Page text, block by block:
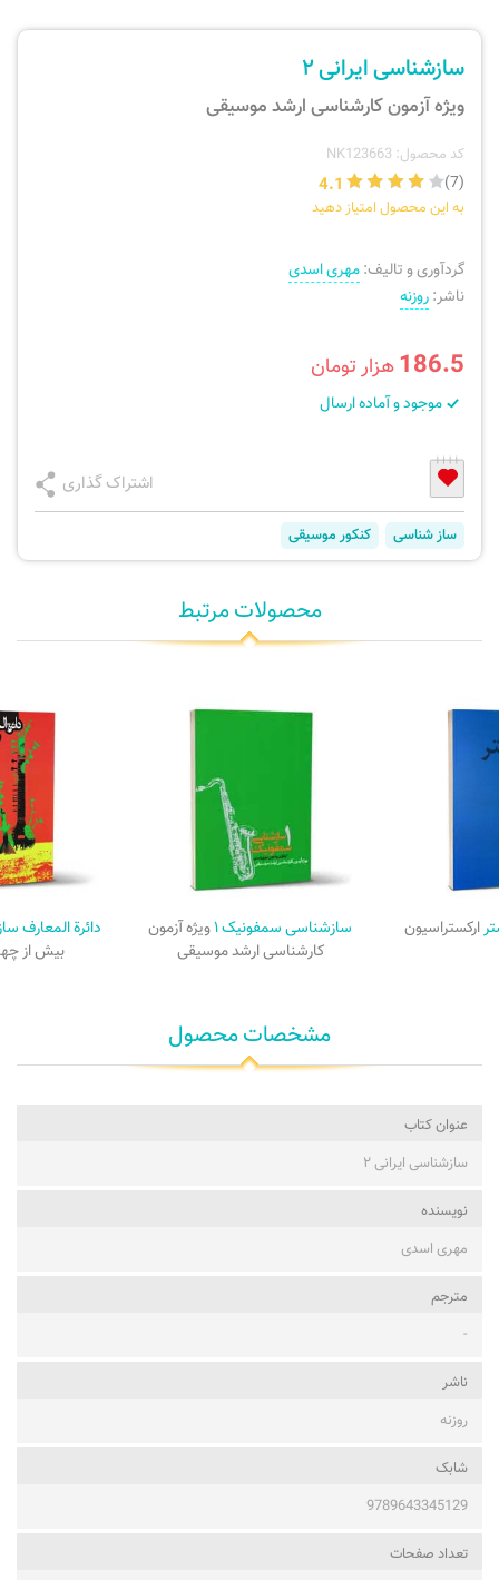
نی، فلوت، سازهای بادی
ارسال سفارش
سازشناسی ایرانی ۲
ویژه آزمون کارشناسی ارشد موسیقی
کد محصول: NK123663
(7)
4.1
به این محصول امتیاز دهید
گردآوری و تالیف:مهری اسدی
ناشر:روزنه
186.5هزار تومان
موجود و آماده ارسال
اشتراک گذاری
ساز شناسی کنکور موسیقی
محصولات مرتبط
ارکستراسیون سازشناسی سمفونیک ۱ ویژه آزمون
کارشناسی ارشد موسیقی
دائرة المعارف
بیش از
مشخصات محصول
عنوان کتاب
سازشناسی ایرانی ۲
نویسنده
مهری اسدی
مترجم
-
ناشر
روزنه
شابک
9789643345129
تعداد صفحات